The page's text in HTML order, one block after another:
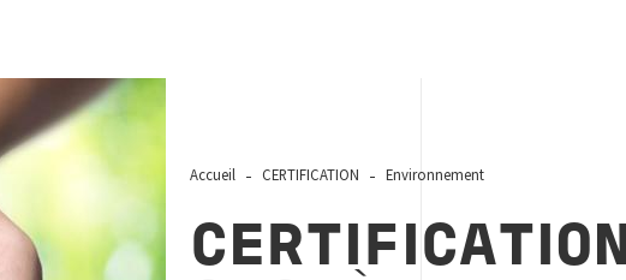
Accueil CERTIFICATION Environnement
CERTIFICATION